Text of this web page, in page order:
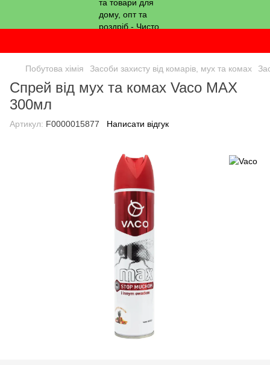
Побутова хімія Засоби захисту від комарів, мух та комах
Спрей від мух та комах Vaco MAX
300мл
Артикул: F0000015877 Написати відгук